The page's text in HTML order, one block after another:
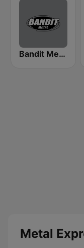
Bandit Metal
Metal